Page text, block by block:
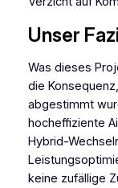
Unser
Was dieses
die
abgestimmt
hocheffiziente
Hybrid-
keine zufällige